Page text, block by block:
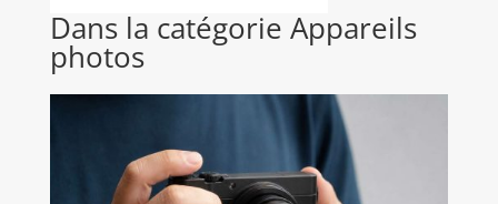
Dans la catégorie Appareils
photos